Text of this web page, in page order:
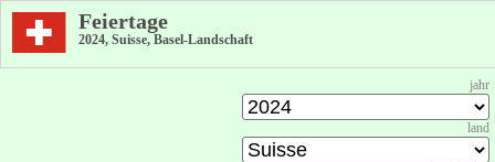
Feiertage
2024, Suisse, Basel-Landschaft
jahr
land